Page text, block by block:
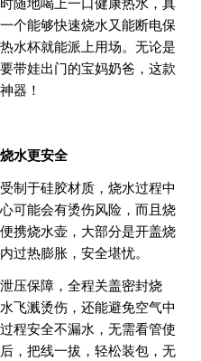
个能够快速烧水又能断电保
水杯就能派上用场。无论是
带娃出门的宝妈奶爸，这款
器！
水更安全
于硅胶材质，烧水过程中
可能会有烫伤风险，而且烧
携烧水壶，大部分是开盖烧
过热膨胀，安全堪忧。
保障，全程关盖密封烧
飞溅烫伤，还能避免空气中
程安全不漏水，无需看管使
，把线一拔，轻松装包，无